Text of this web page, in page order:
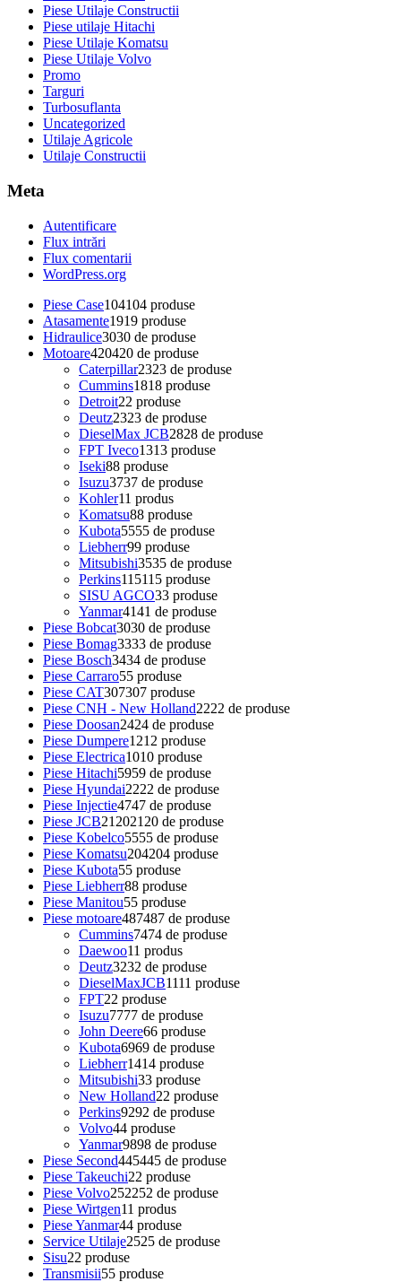
Piese Utilaje Constructii
Piese utilaje Hitachi
Piese Utilaje Komatsu
Piese Utilaje Volvo
Promo
Targuri
Turbosuflanta
Uncategorized
Utilaje Agricole
Utilaje Constructii
Meta
Autentificare
Flux intrări
Flux comentarii
WordPress.org
Piese Case104104 produse
Atasamente1919 produse
Hidraulice3030 de produse
Motoare420420 de produse
Caterpillar2323 de produse
Cummins1818 produse
Detroit22 produse
Deutz2323 de produse
DieselMax JCB2828 de produse
FPT Iveco1313 produse
Iseki88 produse
Isuzu3737 de produse
Kohler11 produs
Komatsu88 produse
Kubota5555 de produse
Liebherr99 produse
Mitsubishi3535 de produse
Perkins115115 produse
SISU AGCO33 produse
Yanmar4141 de produse
Piese Bobcat3030 de produse
Piese Bomag3333 de produse
Piese Bosch3434 de produse
Piese Carraro55 produse
Piese CAT307307 produse
Piese CNH - New Holland2222 de produse
Piese Doosan2424 de produse
Piese Dumpere1212 produse
Piese Electrica1010 produse
Piese Hitachi5959 de produse
Piese Hyundai2222 de produse
Piese Injectie4747 de produse
Piese JCB21202120 de produse
Piese Kobelco5555 de produse
Piese Komatsu204204 produse
Piese Kubota55 produse
Piese Liebherr88 produse
Piese Manitou55 produse
Piese motoare487487 de produse
Cummins7474 de produse
Daewoo11 produs
Deutz3232 de produse
DieselMaxJCB1111 produse
FPT22 produse
Isuzu7777 de produse
John Deere66 produse
Kubota6969 de produse
Liebherr1414 produse
Mitsubishi33 produse
New Holland22 produse
Perkins9292 de produse
Volvo44 produse
Yanmar9898 de produse
Piese Second445445 de produse
Piese Takeuchi22 produse
Piese Volvo252252 de produse
Piese Wirtgen11 produs
Piese Yanmar44 produse
Service Utilaje2525 de produse
Sisu22 produse
Transmisii55 produse